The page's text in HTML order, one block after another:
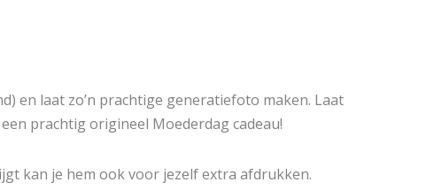
en laat zo’n prachtige generatiefoto maken. Laat
prachtig origineel Moederdag cadeau!
kan je hem ook voor jezelf extra afdrukken.